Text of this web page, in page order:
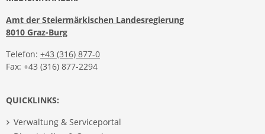
Amt der Steiermärkischen Landesregierung
8010 Graz-Burg
Telefon: +43 (316) 877-0
Fax: +43 (316) 877-2294
QUICKLINKS:
Verwaltung & Serviceportal